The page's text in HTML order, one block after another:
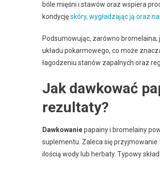
bóle mięśni i stawów oraz wspiera
kondycjęskóry, wygładzając ją oraz
Podsumowując, zarówno
układu pokarmowego, co może
łagodzeniu stanów zapalnych oraz
Jak dawkować
rezultaty?
Dawkowaniepapainy i bromelainy
suplementu. Zaleca się przyjmowanie
ilością wody lub herbaty. Typowy